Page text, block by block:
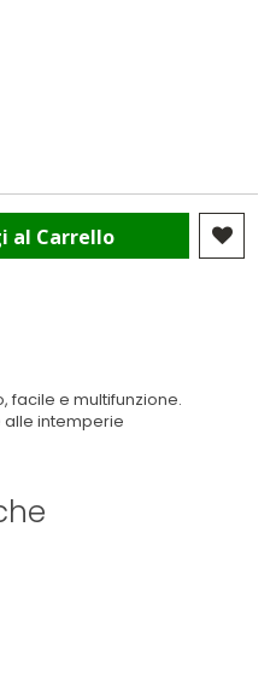
al Carrello
facile e multifunzione.
alle intemperie